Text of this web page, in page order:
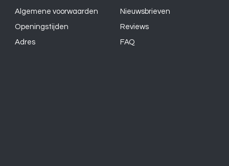
Nieuwsbrieven
Reviews
FAQ
Algemene voorwaarden
Openingstijden
Adres